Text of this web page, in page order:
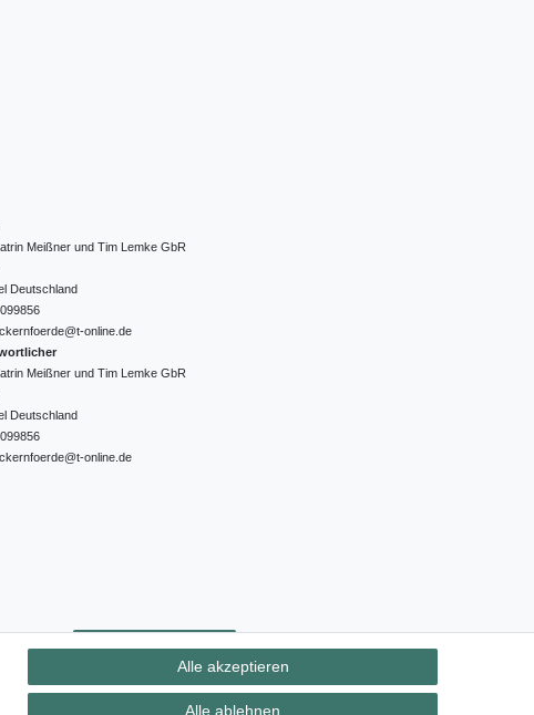
Meißner und Tim Lemke GbR
Deutschland
online.de
Meißner und Tim Lemke GbR
Deutschland
online.de
Vertrag widerrufen Kontakt
Alle akzeptieren
Alle ablehnen